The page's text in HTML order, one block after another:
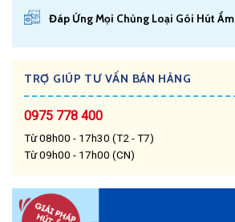
Đáp Ứng Mọi Chủng Loại Gói Hút Ẩm
TRỢ GIÚP TƯ VẤN BÁN HÀNG
0975 778 400
Từ 08h00 - 17h30 (T2 - T7)
Từ 09h00 - 17h00 (CN)